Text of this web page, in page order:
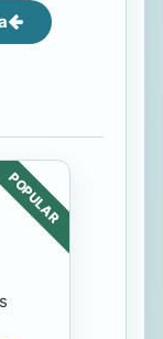
POPULAR